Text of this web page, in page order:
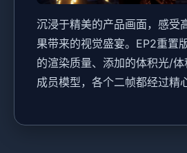
沉浸于精美的产品画面，感受
果带来的视觉盛宴。EP2重置
的渲染质量、添加的体积光/
成员模型，各个二帧都经过精